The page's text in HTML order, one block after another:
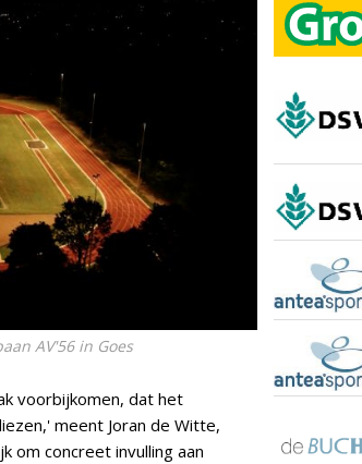
AV'56 in Goes
voorbijkomen, dat het
meent Joran de Witte,
om concreet invulling aan